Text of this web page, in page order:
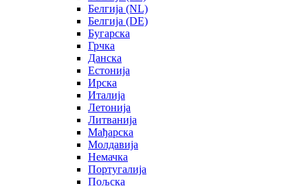
Белгија (NL)
Белгија (DE)
Бугарска
Грчка
Данска
Естонија
Ирска
Италија
Летонија
Литванија
Мађарска
Молдавија
Немачка
Португалија
Пољска